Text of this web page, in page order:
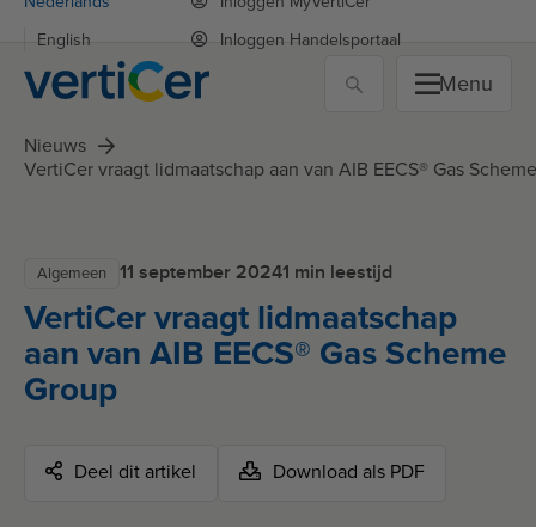
Inloggen Handelsportaal
English
Menu
Nieuws
VertiCer vraagt lidmaatschap aan van AIB EECS® Gas
Algemeen 11 september 20241 min leestijd
VertiCer vraagt lidmaatschap
aan van AIB EECS® Gas Scheme
Group
Deel dit artikel Download als PDF